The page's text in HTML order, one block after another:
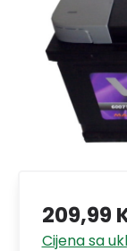
209,99
Cijena sa